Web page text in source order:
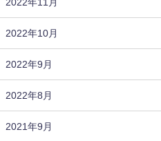
2022年11月
2022年10月
2022年9月
2022年8月
2021年9月